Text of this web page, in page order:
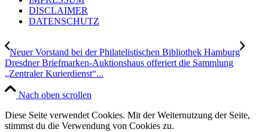
DISCLAIMER
DATENSCHUTZ
Neuer Vorstand bei der Philatelistischen Bibliothek Hamburg
Dresdner Briefmarken-Auktionshaus offeriert die Sammlung
„Zentraler Kurierdienst“...
Nach oben scrollen
Diese Seite verwendet Cookies. Mit der Weiternutzung der Seite,
stimmst du die Verwendung von Cookies zu.